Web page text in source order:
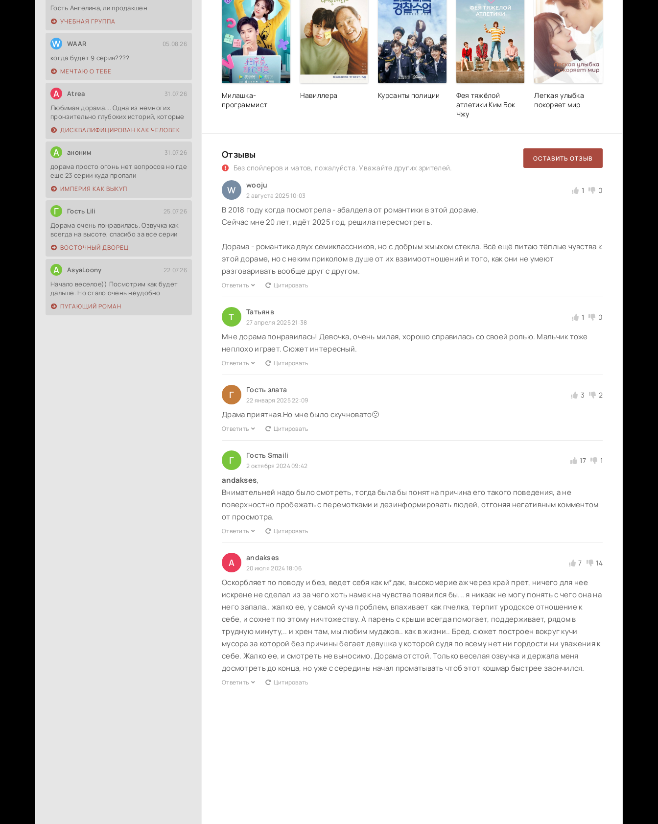
Гость Ангелина, ли продакшен
УЧЕБНАЯ ГРУППА
W WAAR 05.08.26
когда будет 9 серия????
МЕЧТАЮ О ТЕБЕ
A Atrea 31.07.26
Любимая дорама.... Одна из немногих
пронзительно глубоких историй, которые
ДИСКВАЛИФИЦИРОВАН КАК ЧЕЛОВЕК
А аноним 31.07.26
дорама просто огонь нет вопросов но где
еще 23 серии куда пропали
ИМПЕРИЯ КАК ВЫКУП
Г Гость Lili 25.07.26
Дорама очень понравилась. Озвучка как
всегда на высоте, спасибо за все серии
ВОСТОЧНЫЙ ДВОРЕЦ
A AsyaLoony 22.07.26
Начало веселое)) Посмотрим как будет
дальше. Но стало очень неудобно
ПУГАЮЩИЙ РОМАН
Милашка-
программист
Навиллера Курсанты полиции
Фея тяжёлой
атлетики Ким Бок
Чжу
Легкая улыбка
покоряет мир
Отзывы
Без спойлеров и матов, пожалуйста. Уважайте других зрителей.
ОСТАВИТЬ ОТЗЫВ
W wooju
2 августа 2025 10:03
1 0
В 2018 году когда посмотрела - абалдела от романтики в этой дораме.
Сейчас мне 20 лет, идёт 2025 год, решила пересмотреть.
Дорама - романтика двух семиклассников, но с добрым жмыхом стекла. Всё ещё питаю тёплые чувства к
этой дораме, но с неким приколом в душе от их взаимоотношений и того, как они не умеют
разговаривать вообще друг с другом.
Ответить Цитировать
Т Татьянв
27 апреля 2025 21:38
1 0
Мне дорама понравилась! Девочка, очень милая, хорошо справилась со своей ролью. Мальчик тоже
неплохо играет. Сюжет интересный.
Ответить Цитировать
Г Гость злата
22 января 2025 22:09
3 2
Драма приятная.Но мне было скучновато🙁
Ответить Цитировать
Г Гость Smaili
2 октября 2024 09:42
17 1
andakses,
Внимательней надо было смотреть, тогда была бы понятна причина его такого поведения, а не
поверхностно пробежать с перемотками и дезинформировать людей, отгоняя негативным комментом
от просмотра.
Ответить Цитировать
A andakses
20 июля 2024 18:06
7 14
Оскорбляет по поводу и без, ведет себя как м*дак, высокомерие аж через край прет, ничего для нее
искрене не сделал из за чего хоть намек на чувства появился бы... я никаак не могу понять с чего она на
него запала.. жалко ее, у самой куча проблем, впахивает как пчелка, терпит уродское отношение к
себе, и сохнет по этому ничтожеству. А парень с крыши всегда помогает, поддерживает, рядом в
трудную минуту,.. и хрен там, мы любим мудаков.. как в жизни.. Бред. сюжет построен вокруг кучи
мусора за которой без причины бегает девушка у которой судя по всему нет ни гордости ни уважения к
себе. Жалко ее, и смотреть не выносимо. Дорама отстой. Только веселая озвучка и держала меня
досмотреть до конца, но уже с середины начал проматывать чтоб этот кошмар быстрее заончился.
Ответить Цитировать